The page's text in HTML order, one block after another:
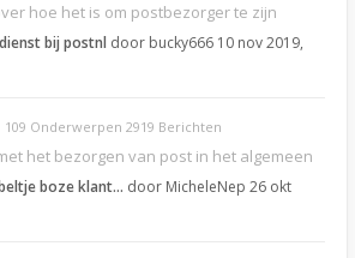
hoe het is om postbezorger te zijn
bij postnl door bucky666 10 nov 2019,
109 Onderwerpen 2919 Berichten
het bezorgen van post in het algemeen
boze klant… door MicheleNep 26 okt